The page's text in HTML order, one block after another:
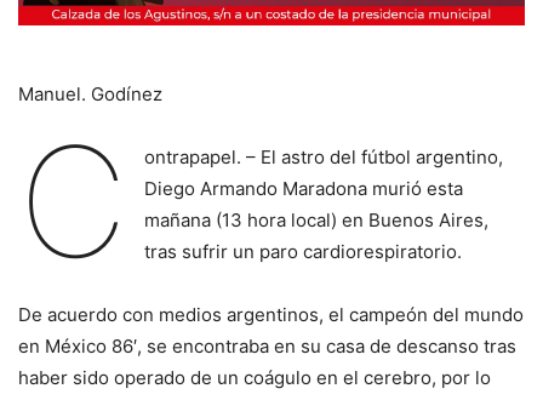
Manuel. Godínez
C
ontrapapel. – El astro del fútbol argentino,
Diego Armando Maradona murió esta
mañana (13 hora local) en Buenos Aires,
tras sufrir un paro cardiorespiratorio.
De acuerdo con medios argentinos, el campeón del mundo
en México 86′, se encontraba en su casa de descanso tras
haber sido operado de un coágulo en el cerebro, por lo